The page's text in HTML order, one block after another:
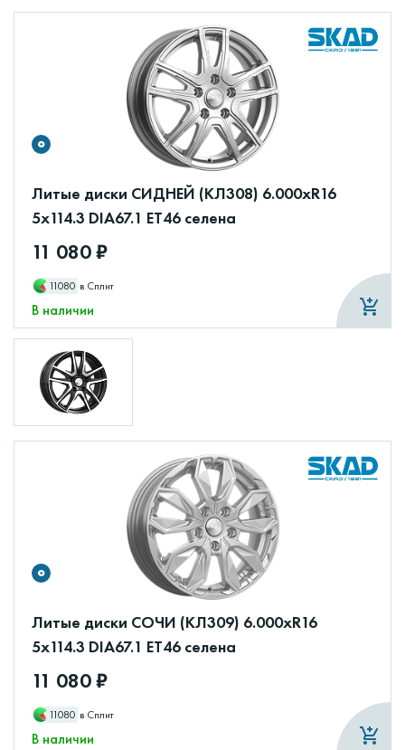
Литые диски СИДНЕЙ (КЛ308) 6.000xR16
5x114.3 DIA67.1 ET46 селена
11 080 ₽
11080 в Сплит
В наличии
Литые диски СОЧИ (КЛ309) 6.000xR16
5x114.3 DIA67.1 ET46 селена
11 080 ₽
11080 в Сплит
В наличии